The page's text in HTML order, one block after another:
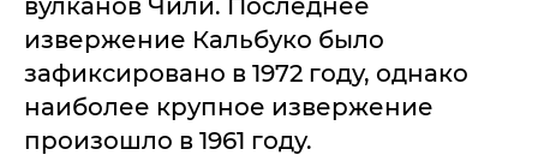
вулканов Чили. Последнее
извержение Кальбуко было
зафиксировано в 1972 году, однако
наиболее крупное извержение
произошло в 1961 году.